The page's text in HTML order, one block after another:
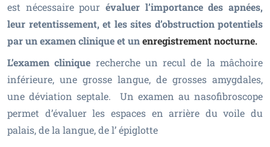
est nécessaire pour évaluer l’importance des apnées,
leur retentissement, et les sites d’obstruction potentiels
par un examen clinique et unenregistrement nocturne.
L’examen clinique recherche un recul de la mâchoire
inférieure, une grosse langue, de grosses amygdales,
une déviation septale. Un examen au nasofibroscope
permet d’évaluer les espaces en arrière du voile du
palais, de la langue, de l’ épiglotte